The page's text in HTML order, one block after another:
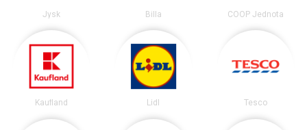
Jysk Billa COOP Jednota
Kaufland Lidl Tesco